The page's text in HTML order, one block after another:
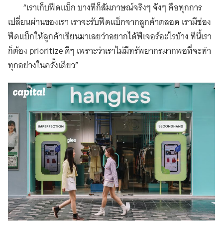
“เราเก็บฟีดแบ็ก บางทีก็สัมภาษณ์จริงๆ จังๆ คือทุกการ
เปลี่ยนผ่านของเรา เราจะรับฟีดแบ็กจากลูกค้าตลอด เรามีช่อง
ฟีดแบ็กให้ลูกค้าเขียนมาเลยว่าอยากได้ฟีเจอร์อะไรบ้าง ทีนี้เรา
ก็ต้อง prioritize ดีๆ เพราะว่าเราไม่มีทรัพยากรมากพอที่จะทำ
ทุกอย่างในครั้งเดียว”